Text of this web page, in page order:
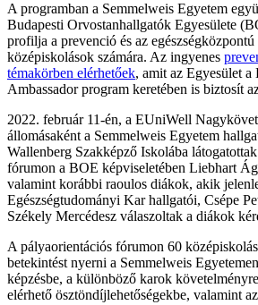
A programban a Semmelweis Egyetem
Budapesti Orvostanhallgatók Egyesülete
profilja a prevenció és az egészségközpontú
középiskolások számára. Az ingyenes
témakörben elérhetőek, amit az Egyesület
Ambassador program keretében is biztosít
2022. február 11-én, a EUniWell
állomásaként a Semmelweis Egyetem
Wallenberg Szakképző Iskolába
fórumon a BOE képviseletében Liebhart
valamint korábbi raoulos diákok, akik
Egészségtudományi Kar hallgatói, Csépe
Székely Mercédesz válaszoltak a diákok
A pályaorientációs fórumon 60
betekintést nyerni a Semmelweis
képzésbe, a különböző karok
elérhető ösztöndíjlehetőségekbe, valamint